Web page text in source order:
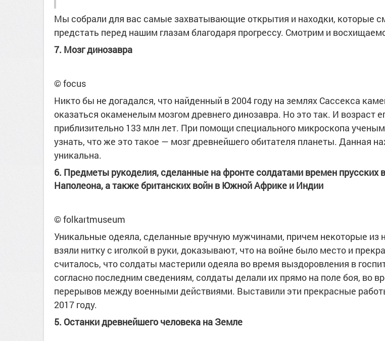
Мы собрали для вас самые захватывающие открытия и находки, которые
предстать перед нашим глазам благодаря прогрессу. Смотрим и
7. Мозг динозавра
© focus
Никто бы не догадался, что найденный в 2004 году на землях Сассекса
оказаться окаменелым мозгом древнего динозавра. Но это так. И возраст
приблизительно 133 млн лет. При помощи специального микроскопа
узнать, что же это такое — мозг древнейшего обитателя планеты. Данная
уникальна.
6. Предметы рукоделия, сделанные на фронте солдатами времен прусских
Наполеона, а также британских войн в Южной Африке и Индии
© folkartmuseum
Уникальные одеяла, сделанные вручную мужчинами, причем некоторые из
взяли нитку с иголкой в руки, доказывают, что на войне было место и
считалось, что солдаты мастерили одеяла во время выздоровления в
согласно последним сведениям, солдаты делали их прямо на поле боя, во
перерывов между военными действиями. Выставили эти прекрасные
2017 году.
5. Останки древнейшего человека на Земле